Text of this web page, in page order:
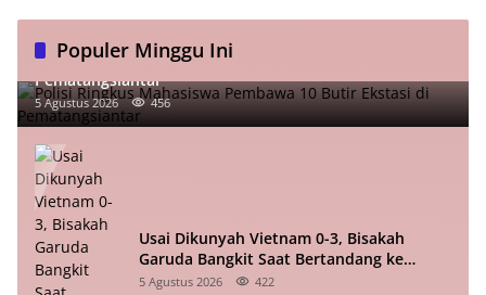
Populer Minggu Ini
Polisi Ringkus Mahasiswa Pembawa 10 Butir Ekstasi di
Pematangsiantar
5 Agustus 2026 456
Usai Dikunyah Vietnam 0-3, Bisakah
Garuda Bangkit Saat Bertandang ke
Singapura?
5 Agustus 2026 422